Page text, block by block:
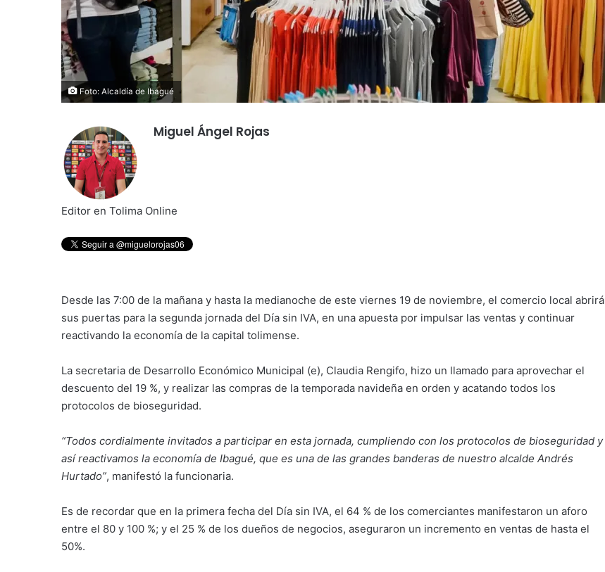
Foto: Alcaldía de Ibagué
Miguel Ángel Rojas
Editor en Tolima Online
Desde las 7:00 de la mañana y hasta la medianoche de este viernes 19 de noviembre, el comercio local abrirá
sus puertas para la segunda jornada del Día sin IVA, en una apuesta por impulsar las ventas y continuar
reactivando la economía de la capital tolimense.
La secretaria de Desarrollo Económico Municipal (e), Claudia Rengifo, hizo un llamado para aprovechar el
descuento del 19 %, y realizar las compras de la temporada navideña en orden y acatando todos los
protocolos de bioseguridad.
“Todos cordialmente invitados a participar en esta jornada, cumpliendo con los protocolos de bioseguridad y
así reactivamos la economía de Ibagué, que es una de las grandes banderas de nuestro alcalde Andrés
Hurtado”, manifestó la funcionaria.
Es de recordar que en la primera fecha del Día sin IVA, el 64 % de los comerciantes manifestaron un aforo
entre el 80 y 100 %; y el 25 % de los dueños de negocios, aseguraron un incremento en ventas de hasta el
50%.